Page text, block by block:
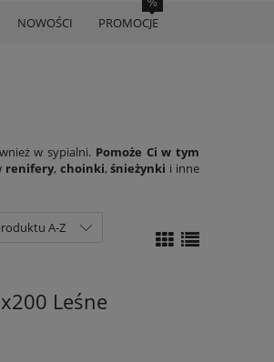
NOWOŚCI PROMOCJE
w sypialni. Pomoże Ci w tym
renifery, choinki,śnieżynki i inne
A-Z
Leśne